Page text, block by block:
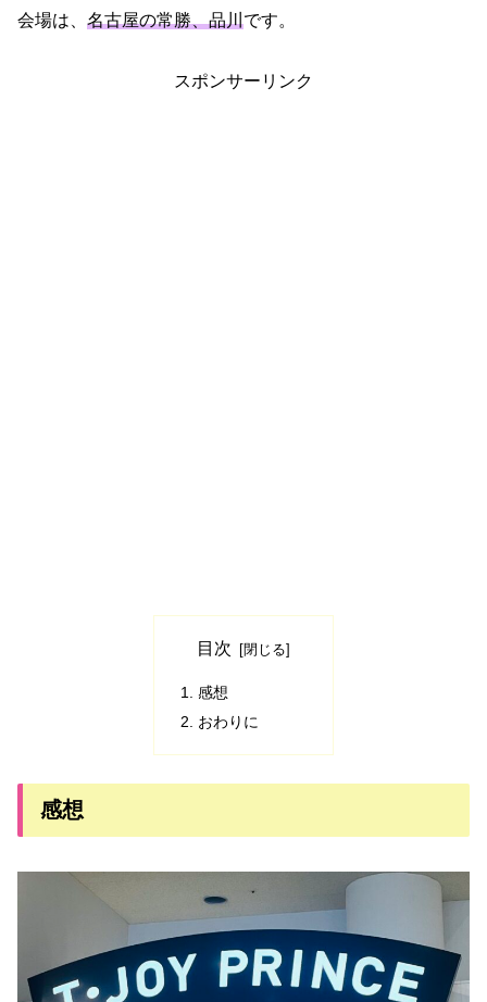
会場は、 名古屋の常勝、品川です。
スポンサーリンク
目次
感想
おわりに
感想